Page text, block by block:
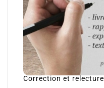
Correction et relecture